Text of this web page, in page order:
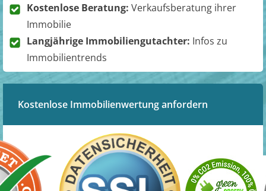
Kostenlose Beratung: Verkaufsberatung ihrer
Immobilie
Langjährige Immobiliengutachter: Infos zu
Immobilientrends
Kostenlose Immobilienwertung anfordern